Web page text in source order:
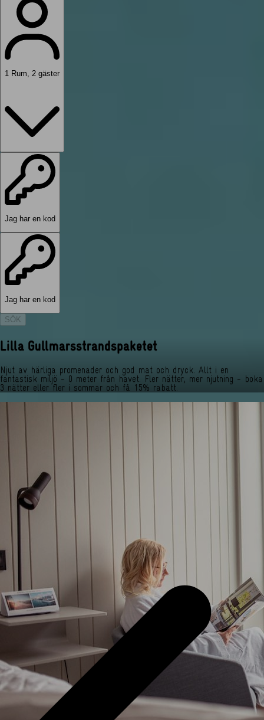
1 Rum, 2 gäster
Jag har en kod
Jag har en kod
SÖK
Lilla Gullmarsstrandspaketet
Njut av härliga promenader och god mat och dryck. Allt i en
fantastisk miljö - 0 meter från havet. Fler nätter, mer njutning - boka
3 nätter eller fler i sommar och få 15% rabatt.